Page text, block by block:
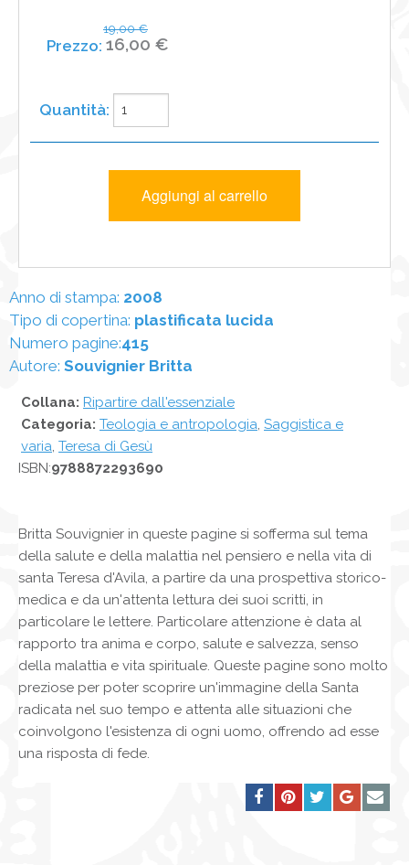
19,00 €
16,00 €
Anno di stampa: 2008
Tipo di copertina: plastificata lucida
Numero pagine:415
Autore: Souvignier Britta
Collana: Ripartire dall'essenziale
Categoria: Teologia e antropologia Saggistica e
varia Teresa di Gesù
ISBN:9788872293690
Britta Souvignier in queste pagine si sofferma sul tema
della salute e della malattia nel pensiero e nella vita di
santa Teresa d'Avila, a partire da una prospettiva storico-
medica e da un'attenta lettura dei suoi scritti, in
particolare le lettere. Particolare attenzione è data al
rapporto tra anima e corpo, salute e salvezza, senso
della malattia e vita spirituale. Queste pagine sono molto
preziose per poter scoprire un'immagine della Santa
radicata nel suo tempo e attenta alle situazioni che
coinvolgono l'esistenza di ogni uomo, offrendo ad esse
una risposta di fede.